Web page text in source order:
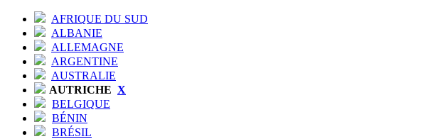
AFRIQUE DU SUD
ALBANIE
ALLEMAGNE
ARGENTINE
AUSTRALIE
AUTRICHE X
BELGIQUE
BÉNIN
BRÉSIL